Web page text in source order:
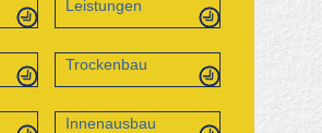
Leistungen
Trockenbau
Innenausbau